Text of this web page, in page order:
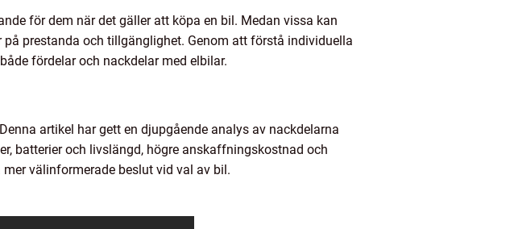
för dem när det gäller att köpa en bil. Medan vissa kan
prestanda och tillgänglighet. Genom att förstå individuella
fördelar och nackdelar med elbilar.
artikel har gett en djupgående analys av nackdelarna
batterier och livslängd, högre anskaffningskostnad och
välinformerade beslut vid val av bil.